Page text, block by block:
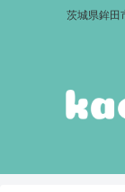
茨城県鉾田